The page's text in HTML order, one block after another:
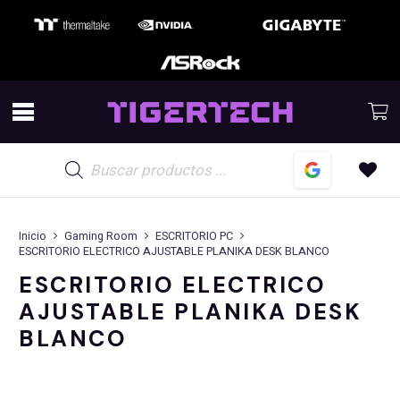
de
productos
Inicio Gaming Room
ESCRITORIO PC
ESCRITORIO ELECTRICO AJUSTABLE PLANIKA DESK BLANCO
ESCRITORIO ELECTRICO
AJUSTABLE PLANIKA DESK
BLANCO